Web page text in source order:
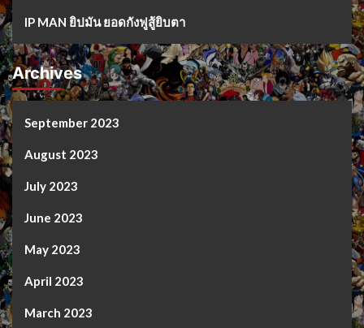
IP MAN ยิปมัน ยอดกังฟูสู้ยิบตา
Archives
September 2023
August 2023
July 2023
June 2023
May 2023
April 2023
March 2023